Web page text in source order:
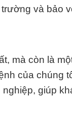
và bảo
mà còn là
của chúng
giúp